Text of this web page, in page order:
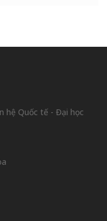
hệ Quốc tế - Đại học